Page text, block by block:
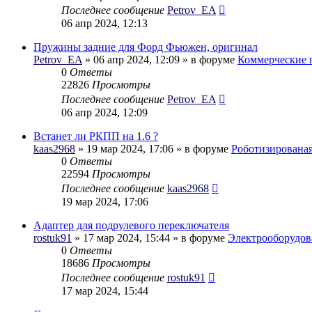
Последнее сообщение Petrov_EA
06 апр 2024, 12:13
Пружины задние для Форд Фьюжен, оригинал
Petrov_EA » 06 апр 2024, 12:09 » в форуме Коммерческие
0 Ответы
22826 Просмотры
Последнее сообщение Petrov_EA
06 апр 2024, 12:09
Встанет ли РКПП на 1.6 ?
kaas2968 » 19 мар 2024, 17:06 » в форуме
0 Ответы
22594 Просмотры
Последнее сообщение kaas2968
19 мар 2024, 17:06
Адаптер для подрулевого переключателя
rostuk91 » 17 мар 2024, 15:44 » в форуме
0 Ответы
18686 Просмотры
Последнее сообщение rostuk91
17 мар 2024, 15:44